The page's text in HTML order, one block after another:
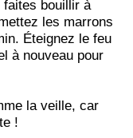
bouillir à
les marrons
Éteignez le feu
à nouveau pour
la veille, car
!